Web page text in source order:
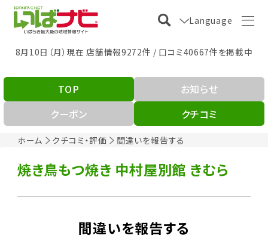
Language
8月10日（月）現在 店舗情報9272件 / 口コミ40667件を掲載中
ホーム クチコミ・評価 間違いを報告する
TOP
お知らせ
クーポン
クチコミ
焼き鳥もつ焼き 中村屋別館 きむら
間違いを報告する